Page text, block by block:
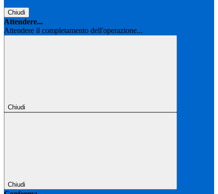
Chiudi
Attendere...
Attendere il completamento dell'operazione...
Chiudi
Chiudi